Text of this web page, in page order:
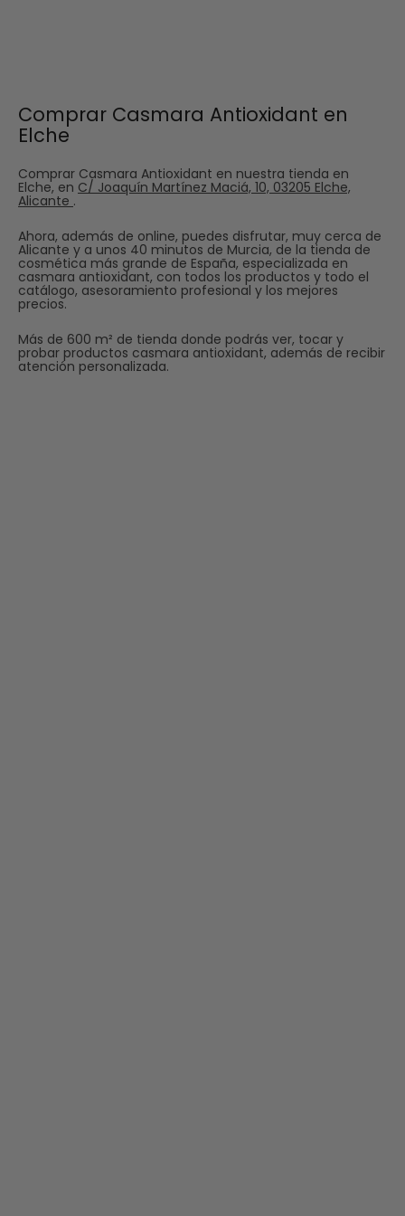
Comprar Casmara Antioxidant en
Elche
Comprar Casmara Antioxidant en nuestra tienda en
Elche, en C/ Joaquín Martínez Maciá, 10, 03205 Elche,
Alicante .
Ahora, además de online, puedes disfrutar, muy cerca de
Alicante y a unos 40 minutos de Murcia, de la tienda de
cosmética más grande de España, especializada en
casmara antioxidant, con todos los productos y todo el
catálogo, asesoramiento profesional y los mejores
precios.
Más de 600 m² de tienda donde podrás ver, tocar y
probar productos casmara antioxidant, además de recibir
atención personalizada.